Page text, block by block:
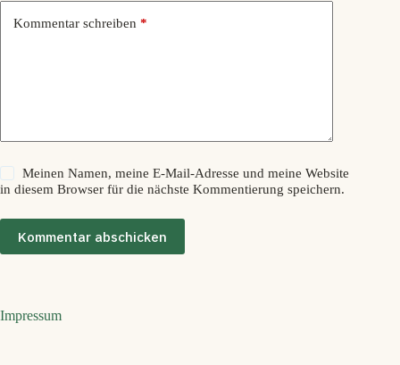
Kommentar schreiben *
Meinen Namen, meine E-Mail-Adresse und meine Website
in diesem Browser für die nächste Kommentierung speichern.
Kommentar abschicken
Impressum